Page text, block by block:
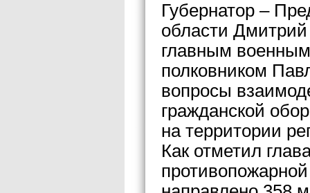
Губернатор –
области Дмитрий
главным
полковником
вопросы
гражданской
на территории
Как отметил